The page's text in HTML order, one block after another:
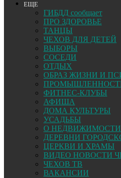
ЕЩЕ
ГИБДД сообщает
ПРО ЗДОРОВЬЕ
ТАНЦЫ
ЧЕХОВ ДЛЯ ДЕТЕЙ
ВЫБОРЫ
СОСЕДИ
ОТДЫХ
ОБРАЗ ЖИЗНИ И
ФИТНЕС-КЛУБЫ
АФИША
ДОМА КУЛЬТУРЫ
УСАДЬБЫ
О НЕДВИЖИМОСТИ
ДЕРЕВНИ
ЦЕРКВИ И ХРАМЫ
ВИДЕО НОВОСТИ
ЧЕХОВ ТВ
ВАКАНСИИ